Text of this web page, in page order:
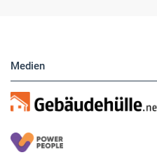
Medien